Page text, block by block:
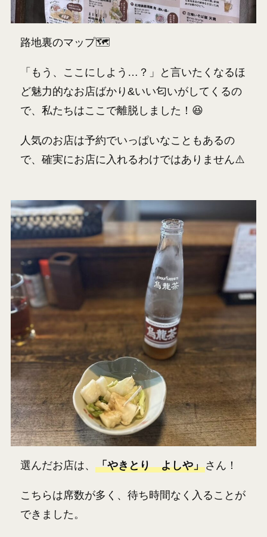
路地裏のマップ🗺️
「もう、ここにしよう…？」と言いたくなるほ
ど魅力的なお店ばかり&いい匂いがしてくるの
で、私たちはここで離脱しました！😆
人気のお店は予約でいっぱいなこともあるの
で、確実にお店に入れるわけではありません⚠️
選んだお店は、「やきとり よしや」さん！
こちらは席数が多く、待ち時間なく入ることが
できました。